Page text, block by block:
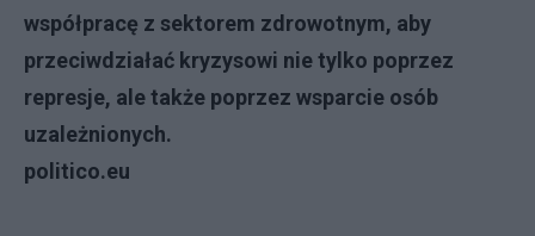
współpracę z sektorem zdrowotnym, aby
przeciwdziałać kryzysowi nie tylko poprzez
represje, ale także poprzez wsparcie osób
uzależnionych.
politico.eu